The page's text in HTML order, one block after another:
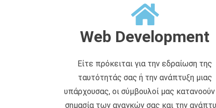
Web Development
Είτε πρόκειται για την εδραίωση της
ταυτότητάς σας ή την ανάπτυξη μιας
υπάρχουσας, οι σύμβουλοί μας
σημασία των αναγκών σας και την